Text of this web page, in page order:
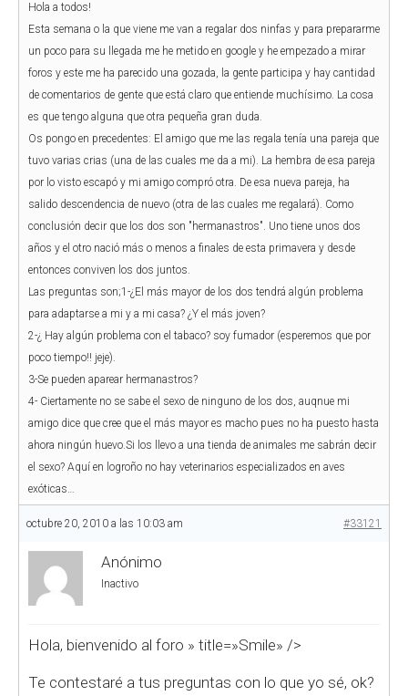
Hola a todos!
Esta semana o la que viene me van a regalar dos ninfas y para prepararme
un poco para su llegada me he metido en google y he empezado a mirar
foros y este me ha parecido una gozada, la gente participa y hay cantidad
de comentarios de gente que está claro que entiende muchísimo. La cosa
es que tengo alguna que otra pequeña gran duda.
Os pongo en precedentes: El amigo que me las regala tenía una pareja que
tuvo varias crias (una de las cuales me da a mi). La hembra de esa pareja
por lo visto escapó y mi amigo compró otra. De esa nueva pareja, ha
salido descendencia de nuevo (otra de las cuales me regalará). Como
conclusión decir que los dos son "hermanastros". Uno tiene unos dos
años y el otro nació más o menos a finales de esta primavera y desde
entonces conviven los dos juntos.
Las preguntas son;1-¿El más mayor de los dos tendrá algún problema
para adaptarse a mi y a mi casa? ¿Y el más joven?
2-¿ Hay algún problema con el tabaco? soy fumador (esperemos que por
poco tiempo!! jeje).
3-Se pueden aparear hermanastros?
4- Ciertamente no se sabe el sexo de ninguno de los dos, auqnue mi
amigo dice que cree que el más mayor es macho pues no ha puesto hasta
ahora ningún huevo.Si los llevo a una tienda de animales me sabrán decir
el sexo? Aquí en logroño no hay veterinarios especializados en aves
exóticas…
octubre 20, 2010 a las 10:03 am #33121
Anónimo
Inactivo
Hola, bienvenido al foro » title=»Smile» />
Te contestaré a tus preguntas con lo que yo sé, ok?